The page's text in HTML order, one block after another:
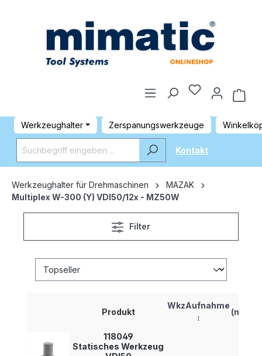
Werkzeughalter Zerspanungswerkzeuge
Kontakt
Werkzeughalter für Drehmaschinen
MAZAK
Multiplex W-300 (Y) VDI50/12x - MZ50W
Filter
Produkt
WkzAufnahme
↕
(n1:n2)
118049
Statisches Werkzeug